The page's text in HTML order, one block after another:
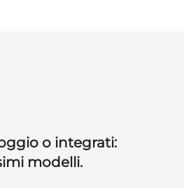
o integrati:
modelli.